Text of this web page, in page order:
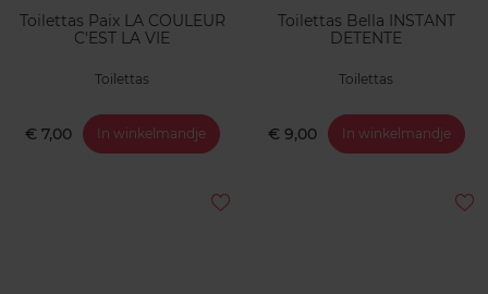
Toilettas Paix LA COULEUR
C'EST LA VIE
Toilettas
€ 7,00 In winkelmandje
Toilettas Bella INSTANT
DETENTE
Toilettas
€ 9,00 In winkelmandje